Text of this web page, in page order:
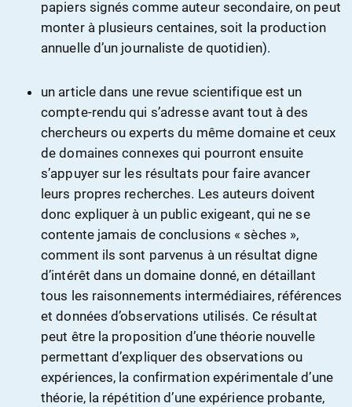
papiers signés comme auteur secondaire, on peut
monter à plusieurs centaines, soit la production
annuelle d’un journaliste de quotidien).
un article dans une revue scientifique est un
compte-rendu qui s’adresse avant tout à des
chercheurs ou experts du même domaine et ceux
de domaines connexes qui pourront ensuite
s’appuyer sur les résultats pour faire avancer
leurs propres recherches. Les auteurs doivent
donc expliquer à un public exigeant, qui ne se
contente jamais de conclusions « sèches »,
comment ils sont parvenus à un résultat digne
d’intérêt dans un domaine donné, en détaillant
tous les raisonnements intermédiaires, références
et données d’observations utilisés. Ce résultat
peut être la proposition d’une théorie nouvelle
permettant d’expliquer des observations ou
expériences, la confirmation expérimentale d’une
théorie, la répétition d’une expérience probante,